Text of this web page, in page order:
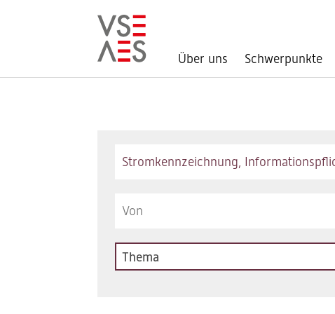
Über uns Schwerpunkte
Thema